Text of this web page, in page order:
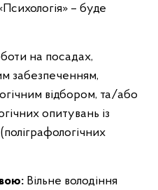
– буде
на посадах,
забезпеченням,
відбором, та/або
опитувань із
Вільне володіння